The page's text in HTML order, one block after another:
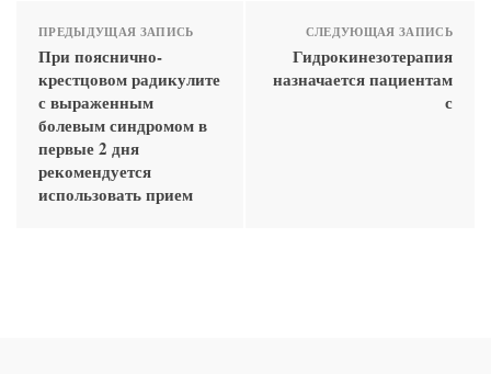
ПРЕДЫДУЩАЯ ЗАПИСЬ
При пояснично-
крестцовом радикулите
с выраженным
болевым синдромом в
первые 2 дня
рекомендуется
использовать прием
СЛЕДУЮЩАЯ ЗАПИСЬ
Гидрокинезотерапия
назначается пациентам
с